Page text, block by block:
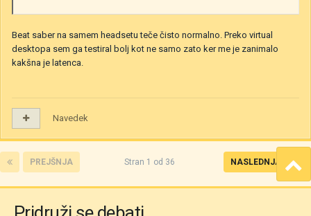
Beat saber na samem headsetu teče čisto normalno. Preko virtual
desktopa sem ga testiral bolj kot ne samo zato ker me je zanimalo
kakšna je latenca.
Navedek
PREJŠNJA NASLEDNJA
Stran 1 od 36